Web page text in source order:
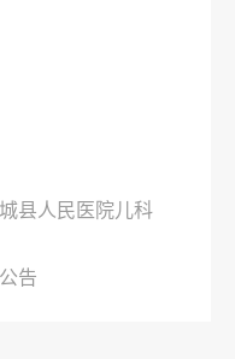
县人民医院儿科
告